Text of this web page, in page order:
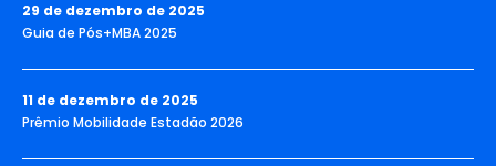
29 de dezembro de 2025
Guia de Pós+MBA 2025
11 de dezembro de 2025
Prêmio Mobilidade Estadão 2026